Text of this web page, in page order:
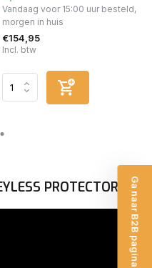
Vandaag voor 15:00 uur besteld,
morgen in huis
€154,95
Incl. btw
PROTECTOR Ga naar B2B pagina